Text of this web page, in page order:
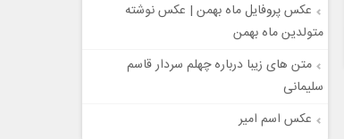
عکس پروفایل ماه بهمن | عکس نوشته
متولدین ماه بهمن
متن های زیبا درباره چهلم سردار قاسم
سلیمانی
عکس اسم امیر